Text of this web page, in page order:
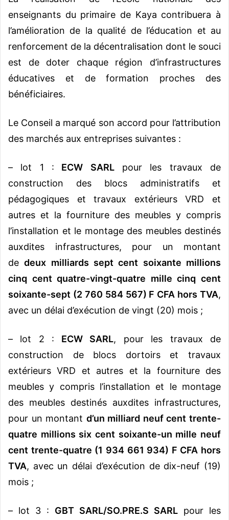
enseignants du primaire de Kaya contribuera à
l’amélioration de la qualité de l’éducation et au
renforcement de la décentralisation dont le souci
est de doter chaque région d’infrastructures
éducatives et de formation proches des
bénéficiaires.
Le Conseil a marqué son accord pour l’attribution
des marchés aux entreprises suivantes :
– lot 1 : ECW SARLpour les travaux de
construction des blocs administratifs et
pédagogiques et travaux extérieurs VRD et
autres et la fourniture des meubles y compris
l’installation et le montage des meubles destinés
auxdites infrastructures, pour un montant
dedeux milliards sept cent soixante millions
cinq cent quatre-vingt-quatre mille cinq cent
soixante-sept (2 760 584 567) F CFA hors TVA,
avec un délai d’exécution de vingt (20) mois ;
– lot 2 : ECW SARL, pour les travaux de
construction de blocs dortoirs et travaux
extérieurs VRD et autres et la fourniture des
meubles y compris l’installation et le montage
des meubles destinés auxdites infrastructures,
pour un montant d’un milliard neuf cent trente-
quatre millions six cent soixante-un mille neuf
cent trente-quatre (1 934 661 934) F CFA hors
TVA, avec un délai d’exécution de dix-neuf (19)
mois ;
– lot 3 : GBT SARL/SO.PRE.S SARLpour les